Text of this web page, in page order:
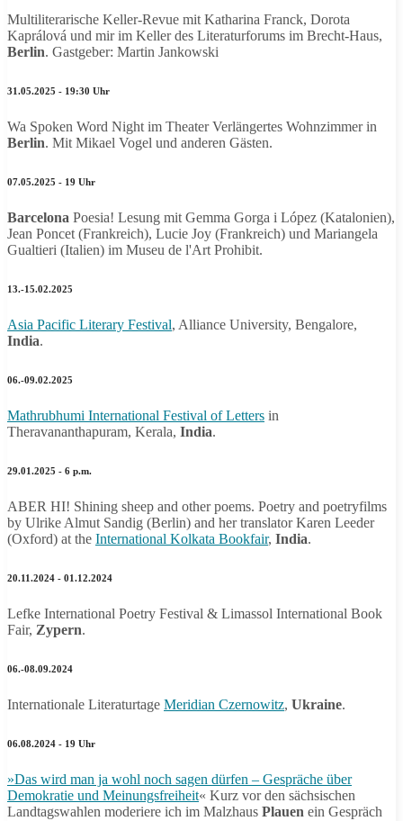
Multiliterarische Keller-Revue mit Katharina Franck, Dorota
Kaprálová und mir im Keller des Literaturforums im Brecht-Haus,
Berlin. Gastgeber: Martin Jankowski
31.05.2025 - 19:30 Uhr
Wa Spoken Word Night im Theater Verlängertes Wohnzimmer in
Berlin. Mit Mikael Vogel und anderen Gästen.
07.05.2025 - 19 Uhr
Barcelona Poesia! Lesung mit Gemma Gorga i López (Katalonien),
Jean Poncet (Frankreich), Lucie Joy (Frankreich) und Mariangela
Gualtieri (Italien) im Museu de l'Art Prohibit.
13.-15.02.2025
Asia Pacific Literary Festival, Alliance University, Bengalore,
India.
06.-09.02.2025
Mathrubhumi International Festival of Letters in
Theravananthapuram, Kerala, India.
29.01.2025 - 6 p.m.
ABER HI! Shining sheep and other poems. Poetry and poetryfilms
by Ulrike Almut Sandig (Berlin) and her translator Karen Leeder
(Oxford) at the International Kolkata Bookfair, India.
20.11.2024 - 01.12.2024
Lefke International Poetry Festival & Limassol International Book
Fair, Zypern.
06.-08.09.2024
Internationale Literaturtage Meridian Czernowitz, Ukraine.
06.08.2024 - 19 Uhr
»Das wird man ja wohl noch sagen dürfen – Gespräche über
Demokratie und Meinungsfreiheit« Kurz vor den sächsischen
Landtagswahlen moderiere ich im Malzhaus Plauen ein Gespräch